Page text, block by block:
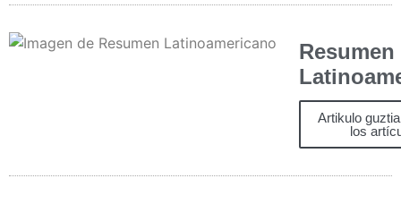
Resumen
Artikulo
los